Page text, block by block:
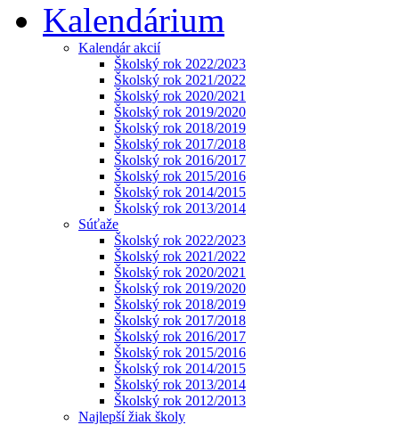
Kalendárium
Kalendár akcií
Školský rok 2022/2023
Školský rok 2021/2022
Školský rok 2020/2021
Školský rok 2019/2020
Školský rok 2018/2019
Školský rok 2017/2018
Školský rok 2016/2017
Školský rok 2015/2016
Školský rok 2014/2015
Školský rok 2013/2014
Súťaže
Školský rok 2022/2023
Školský rok 2021/2022
Školský rok 2020/2021
Školský rok 2019/2020
Školský rok 2018/2019
Školský rok 2017/2018
Školský rok 2016/2017
Školský rok 2015/2016
Školský rok 2014/2015
Školský rok 2013/2014
Školský rok 2012/2013
Najlepší žiak školy